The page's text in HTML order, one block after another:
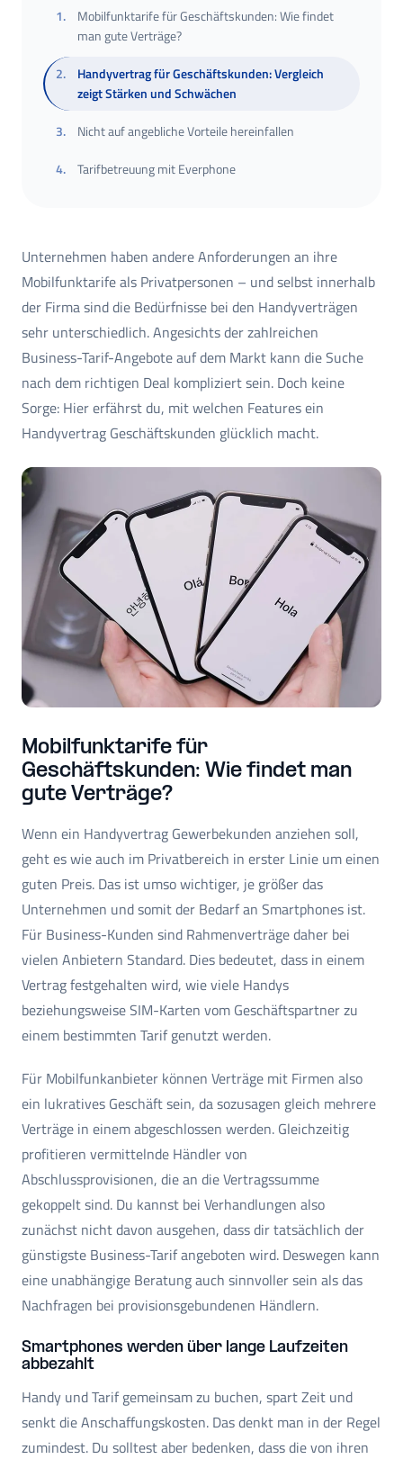
1.
Mobilfunktarife für Geschäftskunden: Wie findet
man gute Verträge?
2.
Handyvertrag für Geschäftskunden: Vergleich
zeigt Stärken und Schwächen
3.
Nicht auf angebliche Vorteile hereinfallen
4. Tarifbetreuung mit Everphone
Unternehmen haben andere Anforderungen an ihre
Mobilfunktarife als Privatpersonen – und selbst innerhalb
der Firma sind die Bedürfnisse bei den Handyverträgen
sehr unterschiedlich. Angesichts der zahlreichen
Business-Tarif-Angebote auf dem Markt kann die Suche
nach dem richtigen Deal kompliziert sein. Doch keine
Sorge: Hier erfährst du, mit welchen Features ein
Handyvertrag Geschäftskunden glücklich macht.
Mobilfunktarife für
Geschäftskunden: Wie findet man
gute Verträge?
Wenn ein Handyvertrag Gewerbekunden anziehen soll,
geht es wie auch im Privatbereich in erster Linie um einen
guten Preis. Das ist umso wichtiger, je größer das
Unternehmen und somit der Bedarf an Smartphones ist.
Für Business-Kunden sind Rahmenverträge daher bei
vielen Anbietern Standard. Dies bedeutet, dass in einem
Vertrag festgehalten wird, wie viele Handys
beziehungsweise SIM-Karten vom Geschäftspartner zu
einem bestimmten Tarif genutzt werden.
Für Mobilfunkanbieter können Verträge mit Firmen also
ein lukratives Geschäft sein, da sozusagen gleich mehrere
Verträge in einem abgeschlossen werden. Gleichzeitig
profitieren vermittelnde Händler von
Abschlussprovisionen, die an die Vertragssumme
gekoppelt sind. Du kannst bei Verhandlungen also
zunächst nicht davon ausgehen, dass dir tatsächlich der
günstigste Business-Tarif angeboten wird. Deswegen kann
eine unabhängige Beratung auch sinnvoller sein als das
Nachfragen bei provisionsgebundenen Händlern.
Smartphones werden über lange Laufzeiten
abbezahlt
Handy und Tarif gemeinsam zu buchen, spart Zeit und
senkt die Anschaffungskosten. Das denkt man in der Regel
zumindest. Du solltest aber bedenken, dass die von ihren